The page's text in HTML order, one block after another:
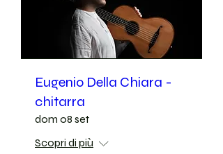
Eugenio Della Chiara -
chitarra
dom 08 set
Scopri di più